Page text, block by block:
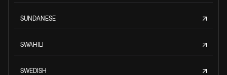
SUNDANESE
SWAHILI
SWEDISH